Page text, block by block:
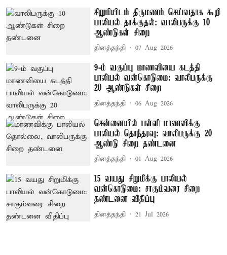
சிறுமியிடம் திருமணம் செய்வதாக கூறி
பாலியல் தாக்குதல்: வாலிபருக்கு 10
ஆண்டுகள் சிறை
தினத்தந்தி 07 Aug 2026
9-ம் வகுப்பு மாணவியை கடத்தி
பாலியல் வன்கொடுமை: வாலிபருக்கு
20 ஆண்டுகள் சிறை
தினத்தந்தி 06 Aug 2026
சென்னையில் பள்ளி மாணவிக்கு
பாலியல் தொந்தரவு: வாலிபருக்கு 20
ஆண்டு சிறை தண்டனை
தினத்தந்தி 01 Aug 2026
15 வயது சிறுமிக்கு பாலியல்
வன்கொடுமை: சாகும்வரை சிறை
தண்டனை விதிப்பு
தினத்தந்தி 21 Jul 2026